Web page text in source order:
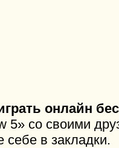
онлайн
5» со своими
себе в закладки.